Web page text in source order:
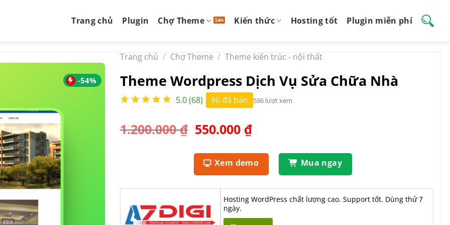
Trang chủ Plugin Chợ Theme Kiến thức Hosting tốt Plugin miễn phí
-54%
Trang chủ / Chợ Theme / Theme kiến trúc - nội thất
Theme Wordpress Dịch Vụ Sửa Chữa Nhà
5.0 (68) 86 đã bán 586 lượt xem
1.200.000₫ Giá
là:
1.200.000 ₫.
550.000 ₫Giá
tại
là:
550.000 ₫.
Xem demo Mua ngay
Hosting WordPress chất lượng cao. Support tốt. Dùng thử 7
ngày.